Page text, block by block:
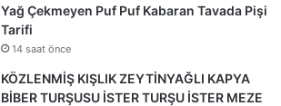
Yağ Çekmeyen Puf Puf Kabaran Tavada Pişi
Tarifi
14 saat önce
KÖZLENMİŞ KIŞLIK ZEYTİNYAĞLI KAPYA
BİBER TURŞUSU İSTER TURŞU İSTER MEZE